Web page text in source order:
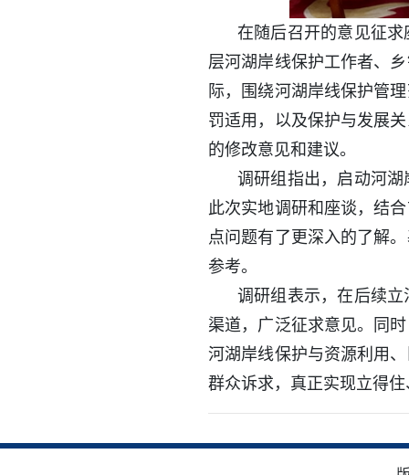
在随后召开的意见征
层河湖岸线保护工作者、
际，围绕河湖岸线保护管
罚适用，以及保护与发展
的修改意见和建议。
调研组指出，启动河
此次实地调研和座谈，结
点问题有了更深入的了解
参考。
调研组表示，在后续
渠道，广泛征求意见。同
河湖岸线保护与资源利用
群众诉求，真正实现立得